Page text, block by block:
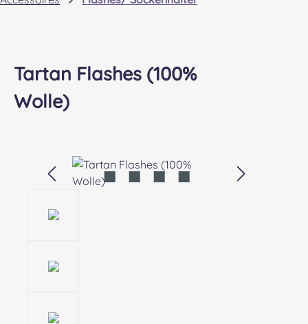
Tartan Flashes (100%
Wolle)
Bildergalerie überspringen